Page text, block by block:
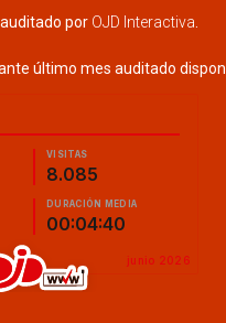
auditado por OJD Interactiva
último mes auditado